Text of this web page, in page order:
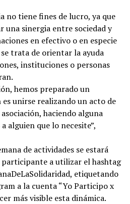
no tiene fines de lucro, ya que
una sinergia entre sociedad y
en efectivo o en especie
trata de orientar la ayuda
instituciones o personas
hemos preparado un
unirse realizando un acto de
haciendo alguna
alguien que lo necesite”,
de actividades se estará
a utilizar el hashtag
etiquetando
a la cuenta “Yo Participo x
más visible esta dinámica.